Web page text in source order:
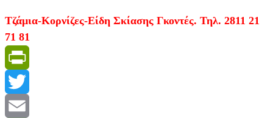
Τζάμια-Κορνίζες-Είδη Σκίασης Γκοντές. Τηλ. 2811 21
71 81
PrintFriendly
Twitter